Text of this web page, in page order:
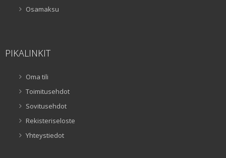
Osamaksu
PIKALINKIT
Oma tili
Toimitusehdot
Sovitusehdot
Rekisteriseloste
Yhteystiedot